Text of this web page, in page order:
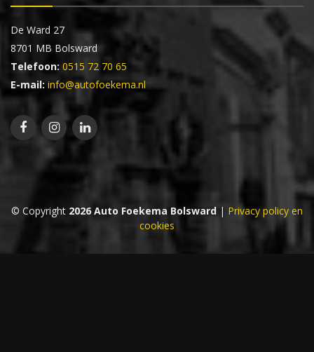
De Ward 27
8701 MB Bolsward
Telefoon: 0515 72 70 65
E-mail: info@autofoekema.nl
© Copyright 2026 Auto Foekema Bolsward | Privacy policy en
cookies